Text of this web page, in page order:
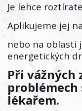
Je lehce
Aplikujeme jej
nebo na oblasti
energetických
Při vážných
problémech
lékařem.